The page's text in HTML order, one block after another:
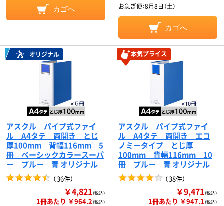
カゴへ お急ぎ便：8月8日（土）
カゴへ
オリジナル
アスクル パイプ式ファイ
ル A4タテ 両開き とじ
厚100mm 背幅116mm 5
冊 ベーシックカラースーパ
ー ブルー 青 オリジナル
（36件）
￥4,821（税込）
1冊あたり ￥964.2（税込）
本気プライス
アスクル パイプ式ファイ
ル A4タテ 両開き エコ
ノミータイプ とじ厚
100mm 背幅116mm 10
冊 ブルー 青 オリジナル
（38件）
￥9,471（税込）
1冊あたり ￥947.1（税込）